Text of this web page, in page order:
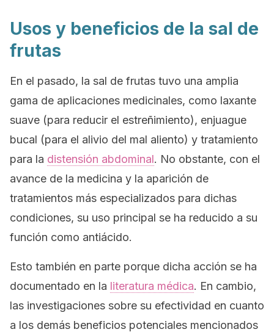
Usos y beneficios de la sal de
frutas
En el pasado, la sal de frutas tuvo una amplia
gama de aplicaciones medicinales, como laxante
suave (para reducir el estreñimiento), enjuague
bucal (para el alivio del mal aliento) y tratamiento
para la distensión abdominal. No obstante, con el
avance de la medicina y la aparición de
tratamientos más especializados para dichas
condiciones, su uso principal se ha reducido a su
función como antiácido.
Esto también en parte porque dicha acción se ha
documentado en la literatura médica. En cambio,
las investigaciones sobre su efectividad en cuanto
a los demás beneficios potenciales mencionados